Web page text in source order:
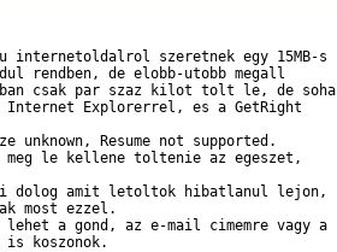
internetoldalrol szeretnek egy 15MB-s
de elobb-utobb megall
csak par szaz kilot tolt le, de soha
Internet Explorerrel, es a GetRight
Resume not supported.
le kellene toltenie az egeszet,
dolog amit letoltok hibatlanul lejon,
most ezzel.
a gond, az e-mail cimemre vagy a
koszonok.